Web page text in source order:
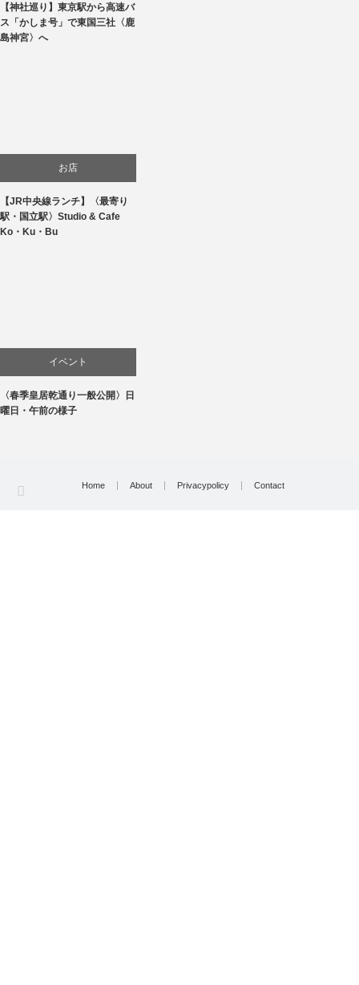
旅行
【神社巡り】東京駅から高速バ
ス「かしま号」で東国三社〈鹿
島神宮〉へ
お店
食べ物
【JR中央線ランチ】〈最寄り
駅・国立駅〉Studio & Cafe
Ko・Ku・Bu
イベント
文化
〈春季皇居乾通り一般公開〉日
曜日・午前の様子
Home About Privacypolicy Contact